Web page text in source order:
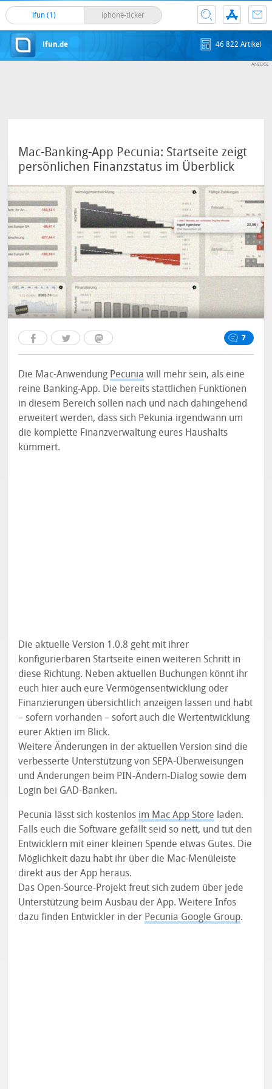
ifun (1) iphone-ticker
ifun.de 46 822 Artikel
Mac-Banking-App Pecunia: Startseite zeigt
persönlichen Finanzstatus im Überblick
7
Die Mac-Anwendung Pecunia will mehr sein, als eine
reine Banking-App. Die bereits stattlichen Funktionen
in diesem Bereich sollen nach und nach dahingehend
erweitert werden, dass sich Pekunia irgendwann um
die komplette Finanzverwaltung eures Haushalts
kümmert.
Die aktuelle Version 1.0.8 geht mit ihrer
konfigurierbaren Startseite einen weiteren Schritt in
diese Richtung. Neben aktuellen Buchungen könnt ihr
euch hier auch eure Vermögensentwicklung oder
Finanzierungen übersichtlich anzeigen lassen und habt
– sofern vorhanden – sofort auch die Wertentwicklung
eurer Aktien im Blick.
Weitere Änderungen in der aktuellen Version sind die
verbesserte Unterstützung von SEPA-Überweisungen
und Änderungen beim PIN-Ändern-Dialog sowie dem
Login bei GAD-Banken.
Pecunia lässt sich kostenlos im Mac App Store laden.
Falls euch die Software gefällt seid so nett, und tut den
Entwicklern mit einer kleinen Spende etwas Gutes. Die
Möglichkeit dazu habt ihr über die Mac-Menüleiste
direkt aus der App heraus.
Das Open-Source-Projekt freut sich zudem über jede
Unterstützung beim Ausbau der App. Weitere Infos
dazu finden Entwickler in der Pecunia Google Group.